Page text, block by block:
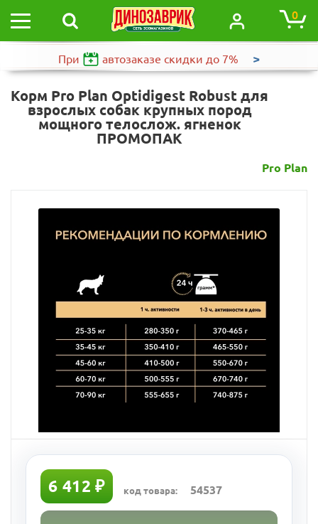
0
При автозаказе скидки до 7% >
Корм Pro Plan Optidigest Robust для
взрослых собак крупных пород
мощного телослож. ягненок
ПРОМОПАК
Pro Plan
6 412 ₽ код товара: 54537